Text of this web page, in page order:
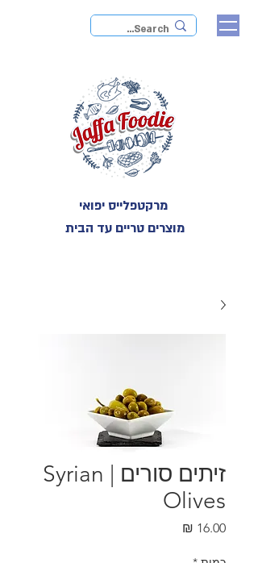
מוצרים טריים עד הבית
זיתים סורים | Syrian
Olives